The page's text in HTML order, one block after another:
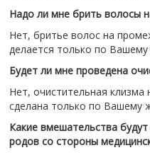
Надо ли мне брить волосы
Нет, бритье волос на
делается только по
Будет ли мне проведена
Нет, очистительная
сделана только по Вашему
Какие вмешательства
родов со стороны